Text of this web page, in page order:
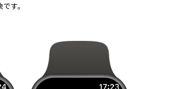
す。